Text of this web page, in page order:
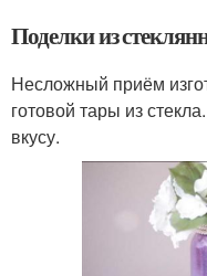
Поделки из
Несложный приём
готовой тары из
вкусу.